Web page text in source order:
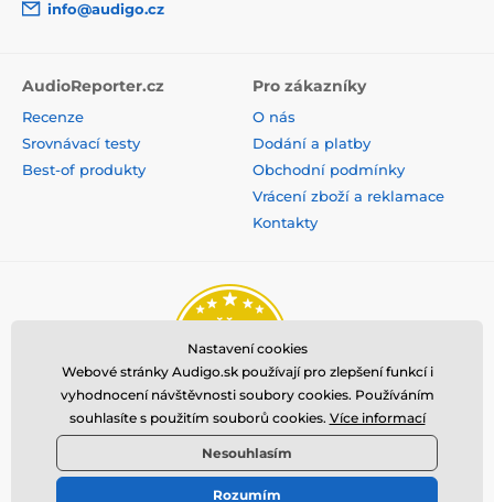
linkový výstup
hliníkové telo prístroja
podpora pre herné konzoly Switch a PS5
info@audigo.cz
AudioReporter.cz
Recenze
Srovnávací testy
Best-of produkty
Pro zákazníky
O nás
Dodání a platby
Obchodní podmínky
Vrácení zboží a reklamace
Kontakty
© 2026 www.audigo.sk ⦁ E-shop vytvorila
Nastavení cookies
Webové stránky Audigo.sk používají pro zlepšení funkcí i
vyhodnocení návštěvnosti soubory cookies. Používáním
souhlasíte s použitím souborů cookies. Více informací
Nesouhlasím
Rozumím